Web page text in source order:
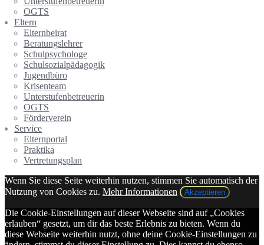
OGTS
Eltern
Elternbeirat
Beratungslehrer
Schulpsychologe
Schulsozialpädagogik
Jugendbüro
Krisenteam
Unterstufenbetreuerin
OGTS
Förderverein
Service
Elternportal
Praktika
Vertretungsplan
Wenn Sie diese Seite weiterhin nutzen, stimmen Sie automatisch der
Nutzung von Cookies zu. Mehr Informationen Akzeptieren
Die Cookie-Einstellungen auf dieser Webseite sind auf „Cookies
erlauben“ gesetzt, um dir das beste Erlebnis zu bieten. Wenn du
diese Webseite weiterhin nutzt, ohne deine Cookie-Einstellungen zu